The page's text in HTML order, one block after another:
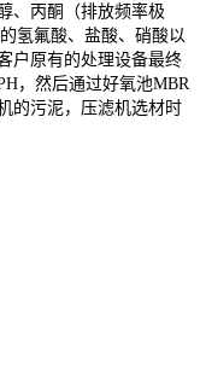
、丙酮（排放频率极
氢氟酸、盐酸、硝酸以
户原有的处理设备最终
，然后通过好氧池MBR
的污泥，压滤机选材时